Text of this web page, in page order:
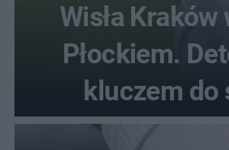
Wisła
Płockiem.
kluczem do